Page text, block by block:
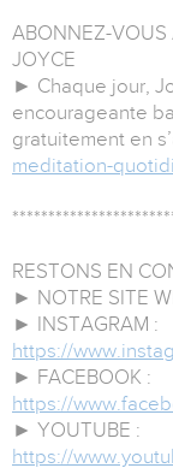
ABONNEZ-VOUS
JOYCE
► Chaque jour,
encourageante
gratuitement en
meditation-
RESTONS EN
► NOTRE SITE
► INSTAGRAM :
https://
► FACEBOOK :
https://
► YOUTUBE :
https://